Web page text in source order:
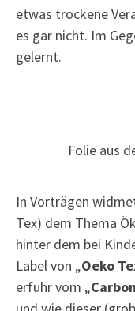
etwas trockene
es gar nicht. Im
gelernt.
Folie aus
In Vorträgen
Tex) dem Thema
hinter dem bei
Label von „Oeko
erfuhr vom „